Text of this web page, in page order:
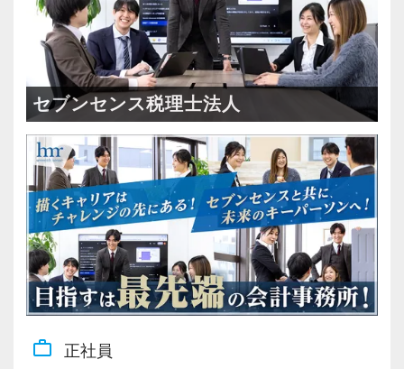
・相続／事業承継／M&Aにも対応
＜成長中の税理士法人＞
・全国14拠点で事業展開
・従業員240名以上に拡大
・会計・税務・財務・労務まで対応
・専門家が在籍しワンストップ支援
＜学びを後押し＞
・書籍購入費／研修費は全額会社負担
・隔月で税法・実務の学習会あり
・資格取得を目指す社員が多数
＜募集の背景＞
セブンセンス税理士法人
work_outline 正社員